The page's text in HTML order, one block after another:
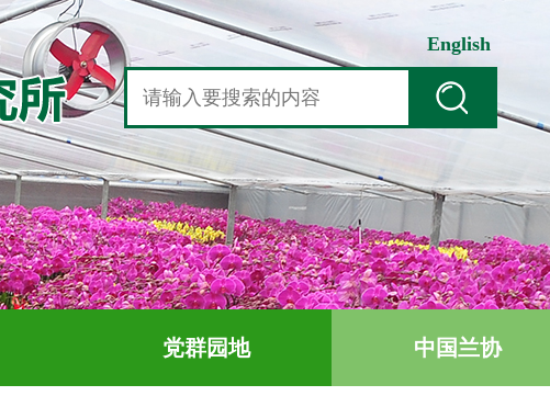
English
党群园地 中国兰协